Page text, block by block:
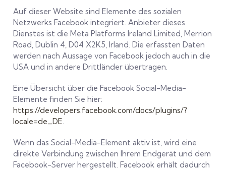
Auf dieser Website sind Elemente des sozialen
Netzwerks Facebook integriert. Anbieter dieses
Dienstes ist die Meta Platforms Ireland Limited, Merrion
Road, Dublin 4, D04 X2K5, Irland. Die erfassten Daten
werden nach Aussage von Facebook jedoch auch in die
USA und in andere Drittländer übertragen.
Eine Übersicht über die Facebook Social-Media-
Elemente finden Sie hier:
https://developers.facebook.com/docs/plugins/?
locale=de_DE
Wenn das Social-Media-Element aktiv ist, wird eine
direkte Verbindung zwischen Ihrem Endgerät und dem
Facebook-Server hergestellt. Facebook erhält dadurch